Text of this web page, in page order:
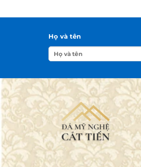
Nắp mộ
: Nắp mộ là
làm dạng bằng
bên trong. Kiểu dáng
Bài vị
: Bài vị là nơi
sau phần nắp.
Họ và tên